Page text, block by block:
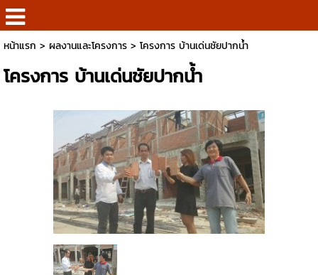
หน้าแรก > ผลงานและโครงการ> โครงการ บ้านเด่นชัยปากน้ำ
โครงการ บ้านเด่นชัยปากน้ำ